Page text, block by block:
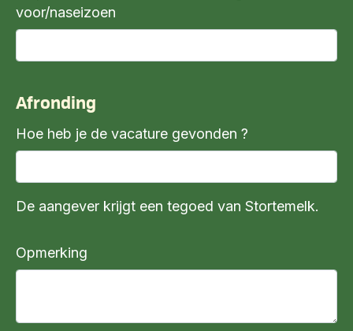
voor/naseizoen
Afronding
Hoe heb je de vacature gevonden ?
De aangever krijgt een tegoed van Stortemelk.
Opmerking